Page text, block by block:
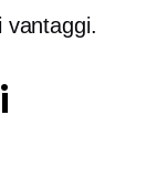
vantaggi.